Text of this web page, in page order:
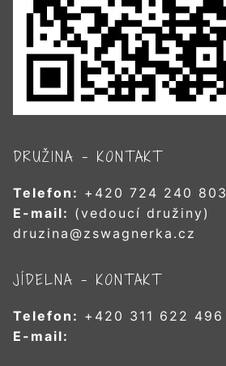
DRUŽINA – KONTAKT
Telefon: +420 724 240 803
E-mail: (vedoucí družiny)
druzina@zswagnerka.cz
JÍDELNA – KONTAKT
Telefon: +420 311 622 496
E-mail: